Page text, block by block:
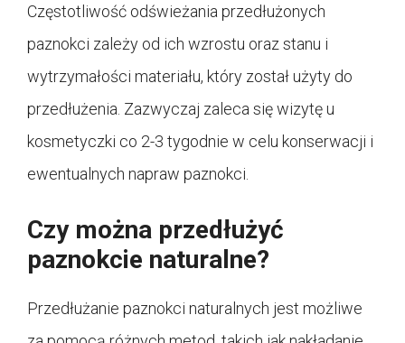
Częstotliwość odświeżania przedłużonych
paznokci zależy od ich wzrostu oraz stanu i
wytrzymałości materiału, który został użyty do
przedłużenia. Zazwyczaj zaleca się wizytę u
kosmetyczki co 2-3 tygodnie w celu konserwacji i
ewentualnych napraw paznokci.
Czy można przedłużyć
paznokcie naturalne?
Przedłużanie paznokci naturalnych jest możliwe